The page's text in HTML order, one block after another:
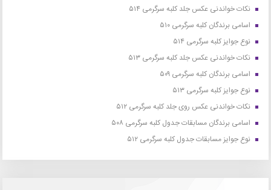
نکات خواندنی عکس جلد کلبه سرگرمی ۵۱۴
اسامی برندگان کلبه سرگرمی ۵۱۰
نوع جوایز کلبه سرگرمی ۵۱۴
نکات خواندنی عکس جلد کلبه سرگرمی ۵۱۳
اسامی برندگان کلبه سرگرمی ۵۰۹
نوع جوایز کلبه سرگرمی ۵۱۳
نکات خواندنی عکس روی جلد کلبه سرگرمی ۵۱۲
اسامی برندگان مسابقات جدول کلبه سرگرمی ۵۰۸
نوع جوایز مسابقات جدول کلبه سرگرمی ۵۱۲